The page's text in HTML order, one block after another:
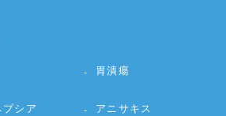
胃潰瘍
シア アニサキス